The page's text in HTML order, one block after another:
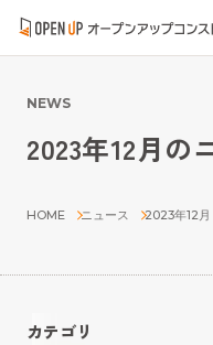
NEWS
2023年12月の
HOME ニュース 2023年12月
カテゴリ